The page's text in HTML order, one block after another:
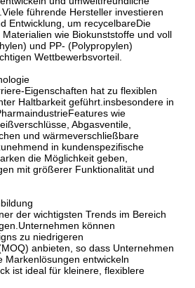
führende Hersteller investieren
Entwicklung, um recycelbareDie
wie Biokunststoffe und voll
und PP- (Polypropylen)
Wettbewerbsvorteil.
Eigenschaften hat zu flexiblen
Haltbarkeit geführt.insbesondere in
wie
Abgasventile,
und wärmeverschließbare
in kundenspezifische
die Möglichkeit geben,
mit größerer Funktionalität und
der wichtigsten Trends im Bereich
können
zu niedrigeren
anbieten, so dass Unternehmen
Markenlösungen entwickeln
ist ideal für kleinere, flexiblere